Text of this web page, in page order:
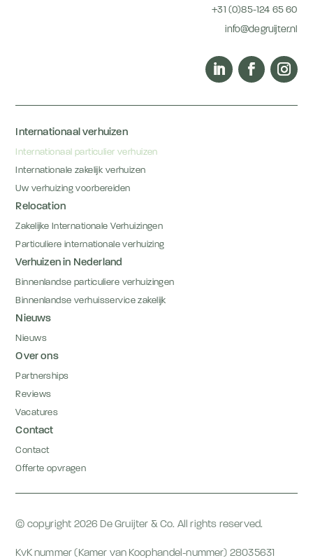
+31 (0)85-124 65 60
info@degruijter.nl
Internationaal verhuizen
Internationaal particulier verhuizen
Internationale zakelijk verhuizen
Uw verhuizing voorbereiden
Relocation
Zakelijke Internationale Verhuizingen
Particuliere internationale verhuizing
Verhuizen in Nederland
Binnenlandse particuliere verhuizingen
Binnenlandse verhuisservice zakelijk
Nieuws
Nieuws
Over ons
Partnerships
Reviews
Vacatures
Contact
Contact
Offerte opvragen
© copyright 2026 De Gruijter & Co. All rights reserved.
KvK nummer (Kamer van Koophandel-nummer) 28035631